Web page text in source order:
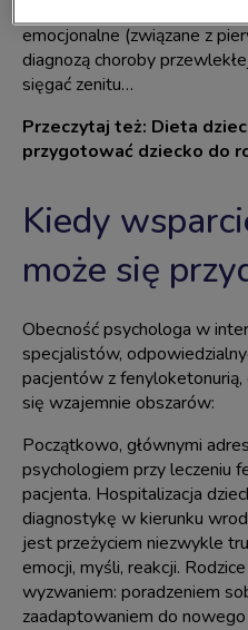
emocjonalne (związane z
diagnozą choroby
sięgać zenitu…
Przeczytaj też: Dieta
przygotować dziecko do
Kiedy
może się
Obecność psychologa w
specjalistów,
pacjentów z
się wzajemnie obszarów:
Początkowo, głównymi
psychologiem przy leczeniu
pacjenta. Hospitalizacja
diagnostykę w kierunku
jest przeżyciem niezwykle
emocji, myśli, reakcji.
wyzwaniem: poradzeniem
zaadaptowaniem do nowego